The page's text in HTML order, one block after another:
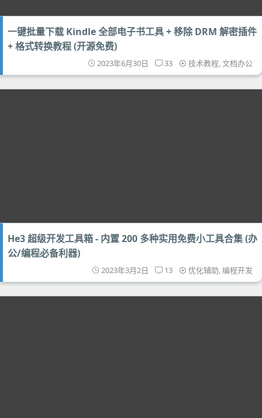
一键批量下载 Kindle 全部电子书工具 + 移除 DRM 解密插件
+ 格式转换教程 (开源免费)
2023年6月30日 33 技术教程,文档办公
He3 超级开发工具箱 - 内置 200 多种实用免费小工具合集 (办
公/编程必备利器)
2023年3月2日 13 优化辅助,编程开发